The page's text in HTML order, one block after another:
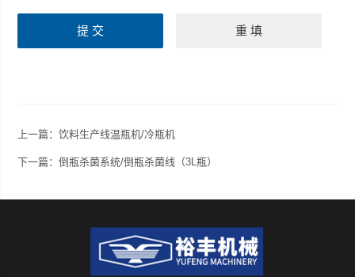
上一篇：饮料生产线温瓶机/冷瓶机
下一篇：倒瓶杀菌系统/倒瓶杀菌线（3L瓶）